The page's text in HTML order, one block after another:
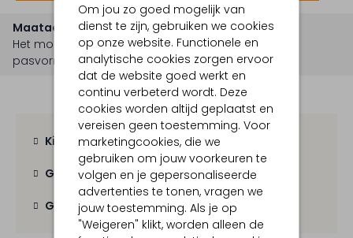
Om jou zo goed mogelijk van
dienst te zijn, gebruiken we cookies
op onze website. Functionele en
analytische cookies zorgen ervoor
dat de website goed werkt en
continu verbeterd wordt. Deze
cookies worden altijd geplaatst en
vereisen geen toestemming. Voor
marketingcookies, die we
gebruiken om jouw voorkeuren te
volgen en je gepersonaliseerde
advertenties te tonen, vragen we
jouw toestemming. Als je op
"Weigeren" klikt, worden alleen de
Maatadvies
Het model is 1 meter 76 lang en draagt maat S.
pasvorm isregular fit.
Kies zelf je bezorgmoment
Gratis verzending vanaf € 100,-
Gratis retourbinnen 30 dagen